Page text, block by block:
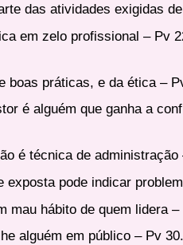
das atividades exigidas
em zelo profissional – Pv
boas práticas, e da ética –
é alguém que ganha a
é técnica de administração
exposta pode indicar
mau hábito de quem lidera
alguém em público – Pv